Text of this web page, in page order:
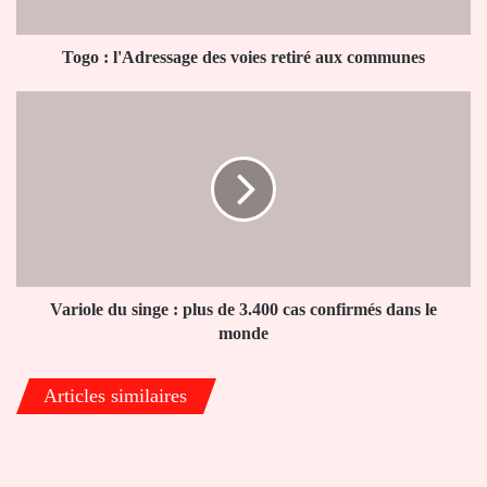
Togo : l'Adressage des voies retiré aux communes
confirmés
Variole du singe : plus de 3.400 cas confirmés dans le
monde
Articles similaires